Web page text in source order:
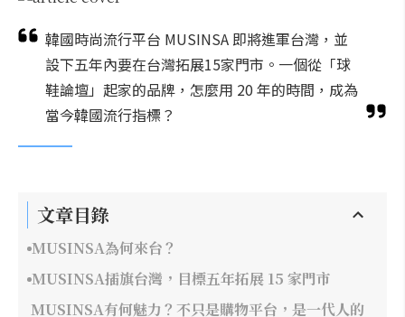
韓國時尚流行平台 MUSINSA 即將進軍台灣，並
設下五年內要在台灣拓展15家門市。一個從「球
鞋論壇」起家的品牌，怎麼用 20 年的時間，成為
當今韓國流行指標？
文章目錄
MUSINSA為何來台？
MUSINSA插旗台灣，目標五年拓展 15 家門市
MUSINSA有何魅力？不只是購物平台，是一代人的